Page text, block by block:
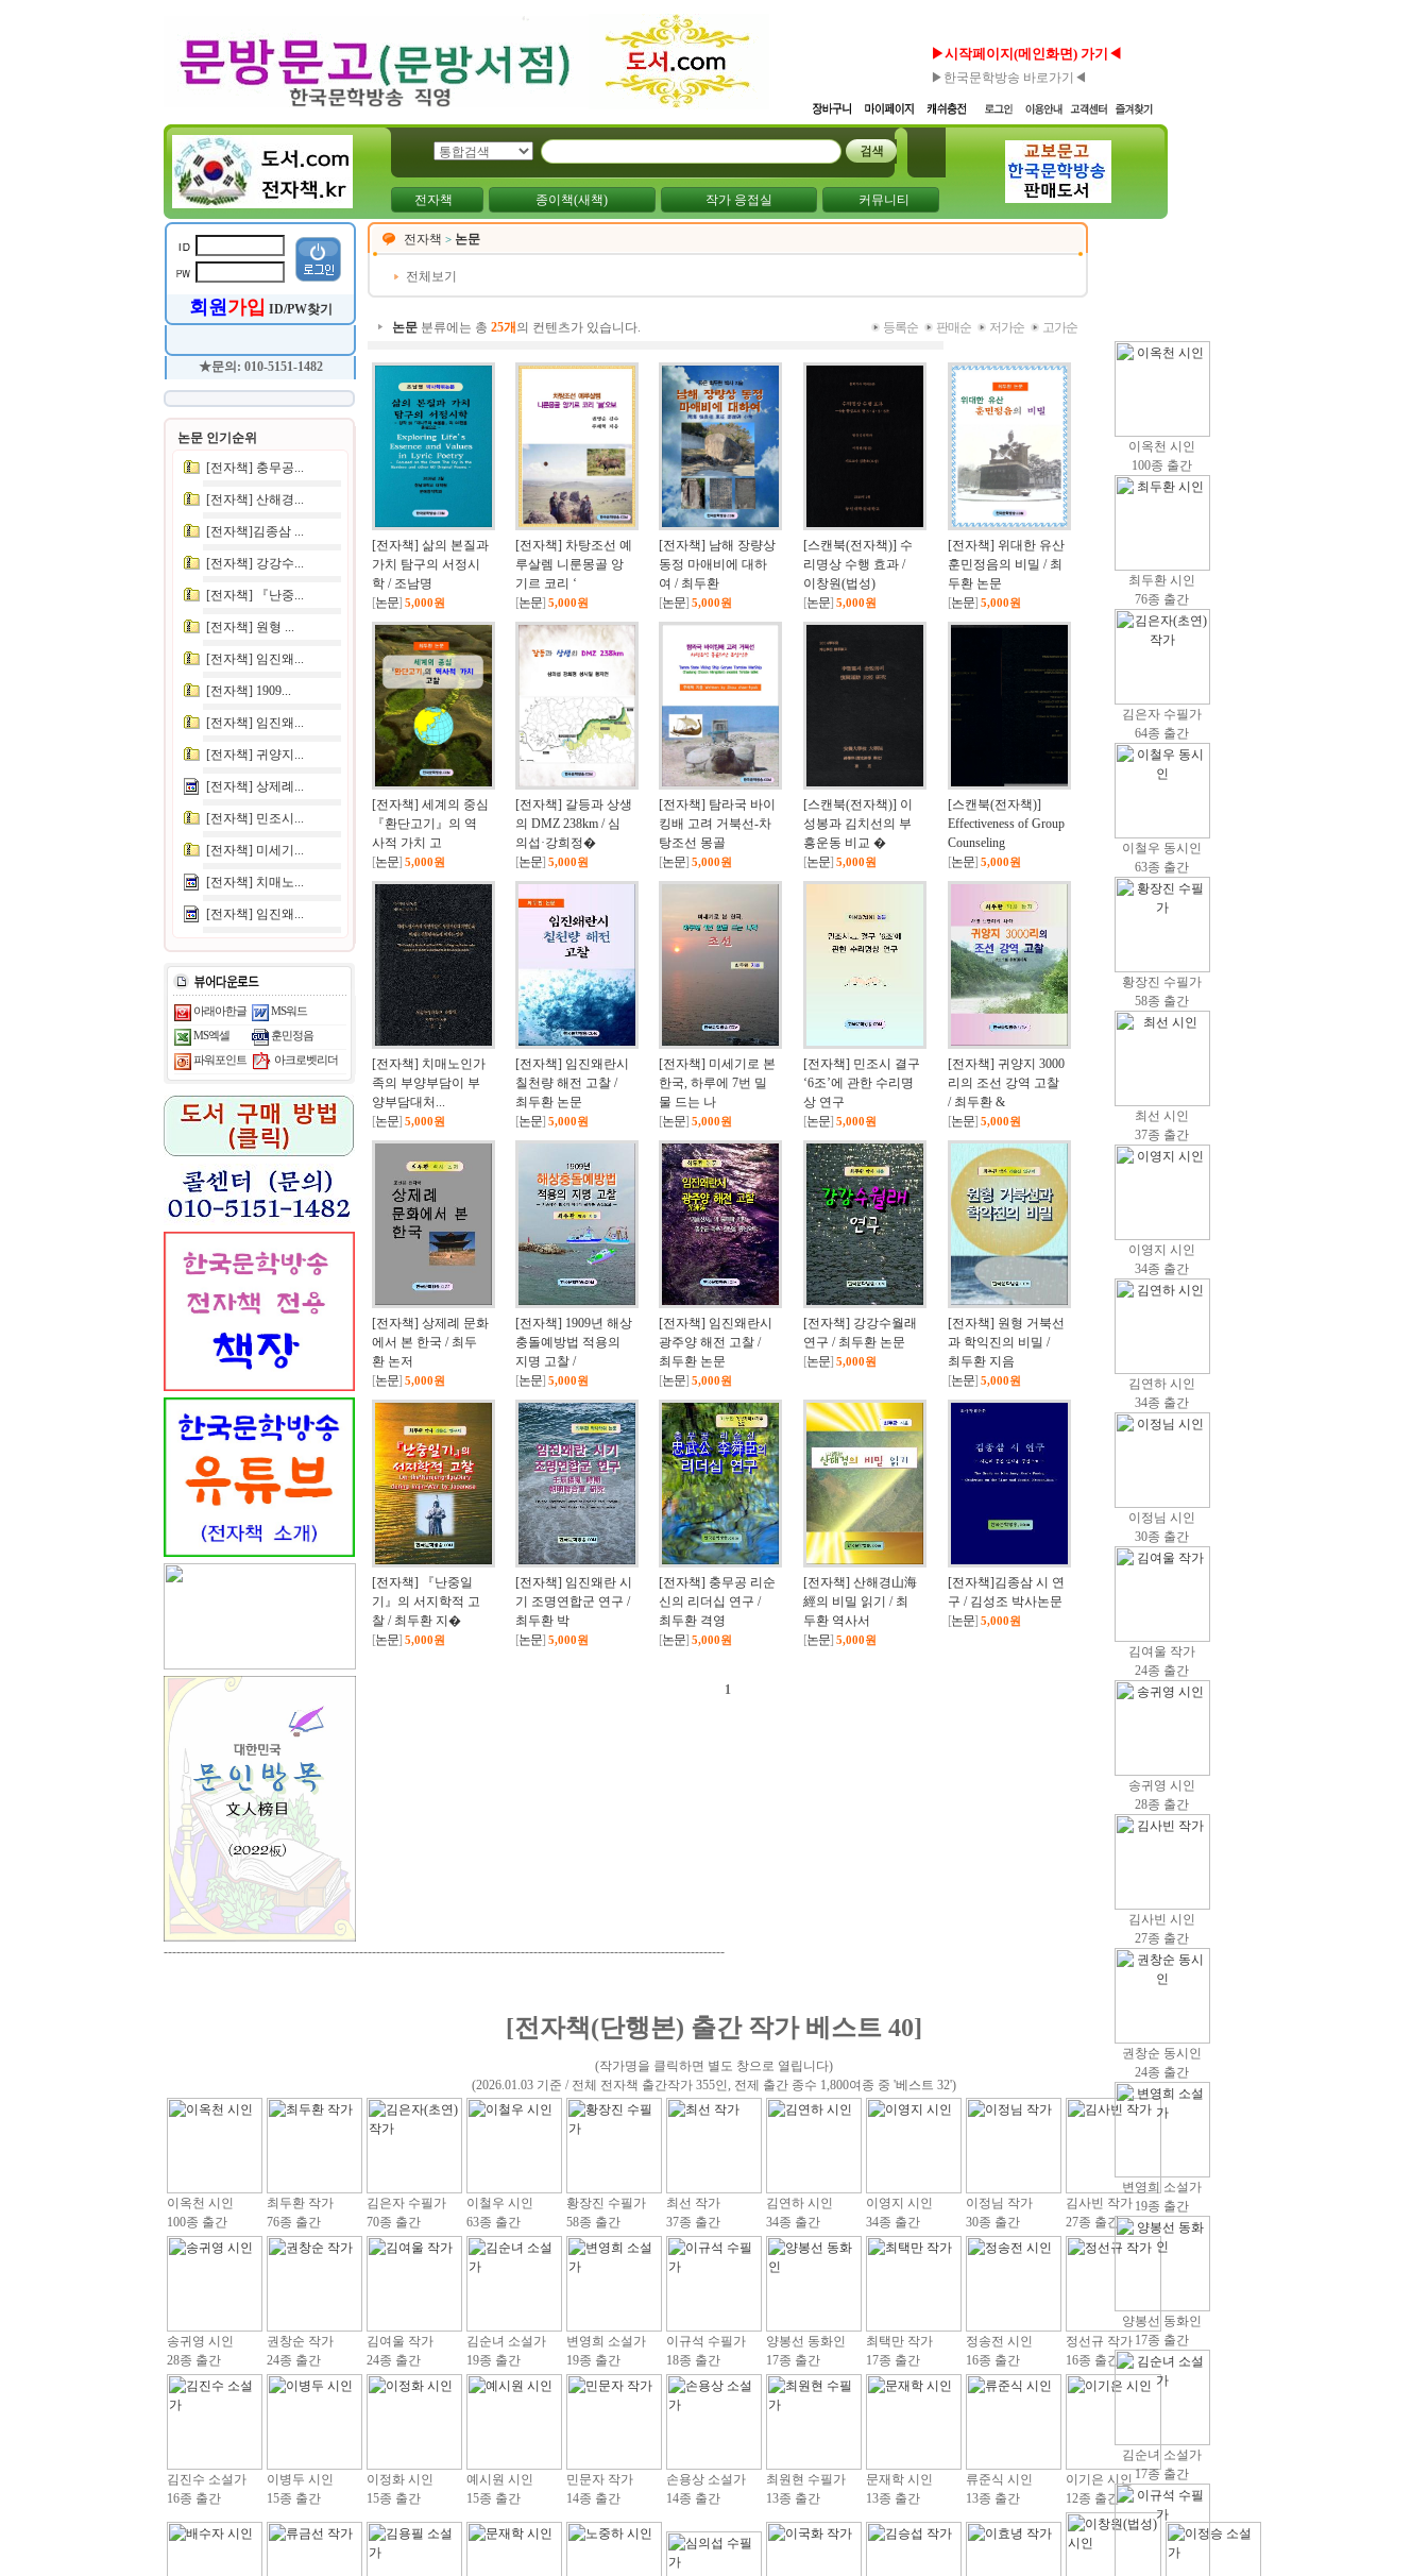
▶시작페이지(메인화면) 가기◀
▶한국문학방송 바로가기◀
전자책 종이책(새책) 작가 응접실 커뮤니티
회원가입 ID/PW찾기
★문의: 010-5151-1482
논문 인기순위
[전자책] 충무공...
[전자책] 산해경...
[전자책]김종삼 ...
[전자책] 강강수...
[전자책] 『난중...
[전자책] 원형 ...
[전자책] 임진왜...
[전자책] 1909...
[전자책] 임진왜...
[전자책] 귀양지...
[전자책] 상제례...
[전자책] 민조시...
[전자책] 미세기...
[전자책] 치매노...
[전자책] 임진왜...
아래아한글 MS워드
MS엑셀 훈민정음
파워포인트 아크로벳리더
전자책 > 논문
전체보기
논문 분류에는 총 25개 의 컨텐츠가 있습니다. 등록순 판매순 저가순 고가순
이옥천 시인
100종 출간
최두환 시인
76종 출간
김은자 수필가
64종 출간
이철우 동시인
63종 출간
황장진 수필가
58종 출간
최선 시인
37종 출간
이영지 시인
34종 출간
김연하 시인
34종 출간
이정님 시인
30종 출간
김여울 작가
24종 출간
송귀영 시인
28종 출간
김사빈 시인
27종 출간
권창순 동시인
24종 출간
변영희 소설가
19종 출간
양봉선 동화인
17종 출간
김순녀 소설가
17종 출간
[전자책] 삶의 본질과
가치 탐구의 서정시
학 / 조남명
[논문] 5,000원
[전자책] 차탕조선 예
루살렘 니룬몽골 앙
기르 코리 ‘
[논문] 5,000원
[전자책] 남해 장량상
동정 마애비에 대하
여 / 최두환
[논문] 5,000원
[스캔북(전자책)] 수
리명상 수행 효과 /
이창원(법성)
[논문] 5,000원
[전자책] 위대한 유산
훈민정음의 비밀 / 최
두환 논문
[논문] 5,000원
[전자책] 세계의 중심
『환단고기』의 역
사적 가치 고
[논문] 5,000원
[전자책] 갈등과 상생
의 DMZ 238km / 심
의섭·강희정�
[논문] 5,000원
[전자책] 탐라국 바이
킹배 고려 거북선-차
탕조선 몽골
[논문] 5,000원
[스캔북(전자책)] 이
성봉과 김치선의 부
흥운동 비교 �
[논문] 5,000원
[스캔북(전자책)]
Effectiveness of Group
Counseling
[논문] 5,000원
[전자책] 치매노인가
족의 부양부담이 부
양부담대처...
[논문] 5,000원
[전자책] 임진왜란시
칠천량 해전 고찰 /
최두환 논문
[논문] 5,000원
[전자책] 미세기로 본
한국, 하루에 7번 밀
물 드는 나
[논문] 5,000원
[전자책] 민조시 결구
‘6조’에 관한 수리명
상 연구
[논문] 5,000원
[전자책] 귀양지 3000
리의 조선 강역 고찰
/ 최두환 &
[논문] 5,000원
[전자책] 상제례 문화
에서 본 한국 / 최두
환 논저
[논문] 5,000원
[전자책] 1909년 해상
충돌예방법 적용의
지명 고찰 /
[논문] 5,000원
[전자책] 임진왜란시
광주양 해전 고찰 /
최두환 논문
[논문] 5,000원
[전자책] 강강수월래
연구 / 최두환 논문
[논문] 5,000원
[전자책] 원형 거북선
과 학익진의 비밀 /
최두환 지음
[논문] 5,000원
[전자책] 『난중일
기』의 서지학적 고
찰 / 최두환 지�
[논문] 5,000원
[전자책] 임진왜란 시
기 조명연합군 연구 /
최두환 박
[논문] 5,000원
[전자책] 충무공 리순
신의 리더십 연구 /
최두환 격영
[논문] 5,000원
[전자책] 산해경山海
經의 비밀 읽기 / 최
두환 역사서
[논문] 5,000원
[전자책]김종삼 시 연
구 / 김성조 박사논문
[논문] 5,000원
1
------------------------------------------------------------------------------------------------------------------------------------
[전자책(단행본) 출간 작가 베스트 40]
(작가명을 클릭하면 별도 창으로 열립니다)
(2026.01.03 기준 / 전체 전자책 출간작가 355인, 전제 출간 종수 1,800여종 중 '베스트 32')
이옥천 시인
100종 출간
최두환 작가
76종 출간
김은자 수필가
70종 출간
이철우 시인
63종 출간
황장진 수필가
58종 출간
최선 작가
37종 출간
김연하 시인
34종 출간
이영지 시인
34종 출간
이정님 작가
30종 출간
김사빈 작가
27종 출간
송귀영 시인
28종 출간
권창순 작가
24종 출간
김여울 작가
24종 출간
김순녀 소설가
19종 출간
변영희 소설가
19종 출간
이규석 수필가
18종 출간
양봉선 동화인
17종 출간
최택만 작가
17종 출간
정송전 시인
16종 출간
정선규 작가
16종 출간
김진수 소설가
16종 출간
이병두 시인
15종 출간
이정화 시인
15종 출간
예시원 시인
15종 출간
민문자 작가
14종 출간
손용상 소설가
14종 출간
최원현 수필가
13종 출간
문재학 시인
13종 출간
류준식 시인
13종 출간
이기은 시인
12종 출간